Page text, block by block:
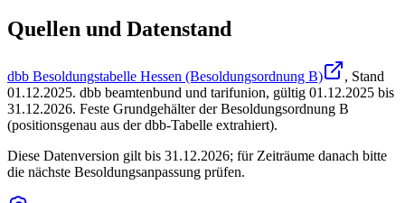
Quellen und Datenstand
dbb Besoldungstabelle Hessen (Besoldungsordnung B)
, Stand
01.12.2025. dbb beamtenbund und tarifunion, gültig 01.12.2025 bis
31.12.2026. Feste Grundgehälter der Besoldungsordnung B
(positionsgenau aus der dbb-Tabelle extrahiert).
Diese Datenversion gilt bis 31.12.2026; für Zeiträume danach bitte
die nächste Besoldungsanpassung prüfen.